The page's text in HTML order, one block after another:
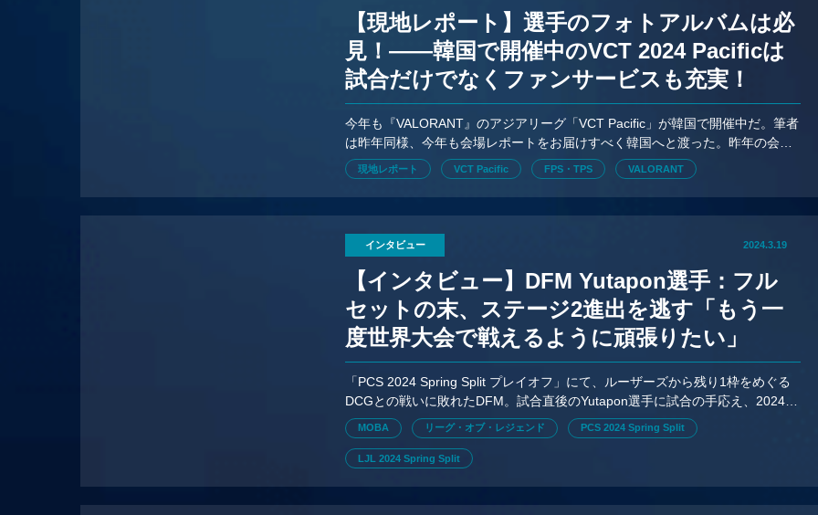
【現地レポート】選手のフォトアルバムは必
見！——韓国で開催中のVCT 2024 Pacificは
試合だけでなくファンサービスも充実！
今年も『VALORANT』のアジアリーグ「VCT Pacific」が韓国で開催中だ。筆者
は昨年同様、今年も会場レポートをお届けすべく韓国へと渡った。昨年の会場
はSangam afreeca Colosseumというeスポ
現地レポート VCT Pacific FPS・TPS VALORANT
インタビュー 2024.3.19
【インタビュー】DFM Yutapon選手：フル
セットの末、ステージ2進出を逃す「もう一
度世界大会で戦えるように頑張りたい」
「PCS 2024 Spring Split プレイオフ」にて、ルーザーズから残り1枠をめぐる
DCGとの戦いに敗れたDFM。試合直後のYutapon選手に試合の手応え、2024シ
ーズンの印象、夏に向けた課題をインタビュー
MOBA リーグ・オブ・レジェンド PCS 2024 Spring Split
LJL 2024 Spring Split